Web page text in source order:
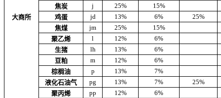
大商所
焦炭
j 25%
15%
鸡蛋
jd 13% 6%
25%
焦煤
jm 25%
15%
聚乙烯
l 12%
6%
生猪
lh 13%
6%
豆粕
m 12%
6%
棕榈油
p 13%
7%
液化石油气
pg 13% 7%
25%
聚丙烯
pp 12%
6%